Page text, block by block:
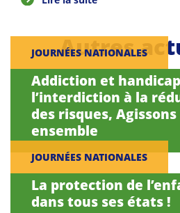
Autres
JOURNÉES NATIONALES
Addiction et
l’interdiction à la
des risques, Agissons
ensemble
JOURNÉES NATIONALES
La protection de
dans tous ses états !